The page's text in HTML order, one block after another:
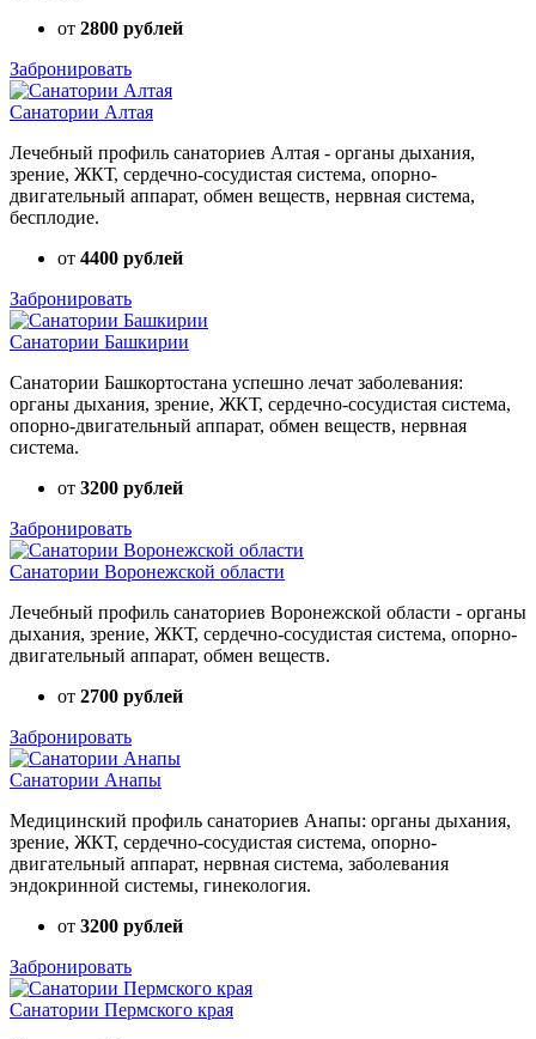
от 2800 рублей
Забронировать
Санатории Алтая
Лечебный профиль санаториев Алтая - органы дыхания,
зрение, ЖКТ, сердечно-сосудистая система, опорно-
двигательный аппарат, обмен веществ, нервная система,
бесплодие.
от 4400 рублей
Забронировать
Санатории Башкирии
Санатории Башкортостана успешно лечат заболевания:
органы дыхания, зрение, ЖКТ, сердечно-сосудистая система,
опорно-двигательный аппарат, обмен веществ, нервная
система.
от 3200 рублей
Забронировать
Санатории Воронежской области
Лечебный профиль санаториев Воронежской области - органы
дыхания, зрение, ЖКТ, сердечно-сосудистая система, опорно-
двигательный аппарат, обмен веществ.
от 2700 рублей
Забронировать
Санатории Анапы
Медицинский профиль санаториев Анапы: органы дыхания,
зрение, ЖКТ, сердечно-сосудистая система, опорно-
двигательный аппарат, нервная система, заболевания
эндокринной системы, гинекология.
от 3200 рублей
Забронировать
Санатории Пермского края